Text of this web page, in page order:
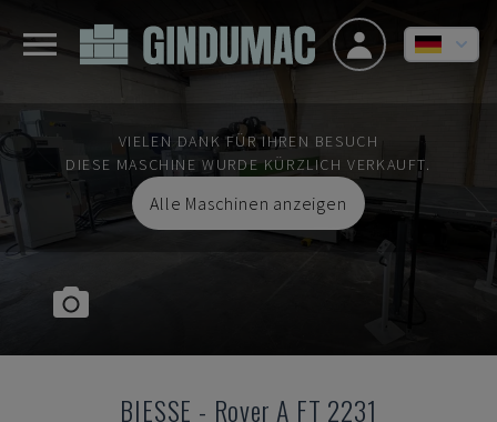
VIELEN DANK FÜR IHREN BESUCH
DIESE MASCHINE WURDE KÜRZLICH VERKAUFT.
Alle Maschinen anzeigen
BIESSE - Rover A FT 2231